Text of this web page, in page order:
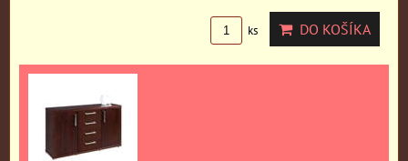
ks DO KOŠÍKA